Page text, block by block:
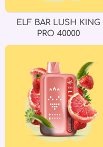
ELF BAR LUSH KING
PRO 40000